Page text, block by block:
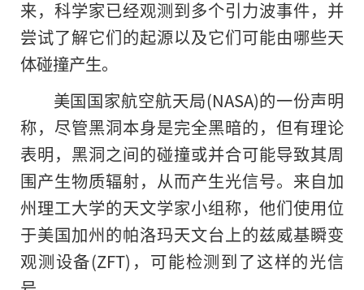
来，科学家已经观测到多个引力波事件，并
尝试了解它们的起源以及它们可能由哪些天
体碰撞产生。
美国国家航空航天局(NASA)的一份声明
称，尽管黑洞本身是完全黑暗的，但有理论
表明，黑洞之间的碰撞或并合可能导致其周
围产生物质辐射，从而产生光信号。来自加
州理工大学的天文学家小组称，他们使用位
于美国加州的帕洛玛天文台上的兹威基瞬变
观测设备(ZFT)，可能检测到了这样的光信